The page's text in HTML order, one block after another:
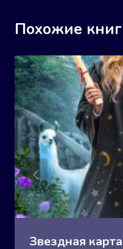
Похожие
Звездная